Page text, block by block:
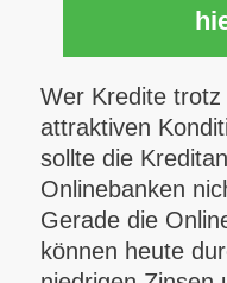
Wer Kredite
attraktiven
sollte die
Onlinebanken
Gerade die
können heute